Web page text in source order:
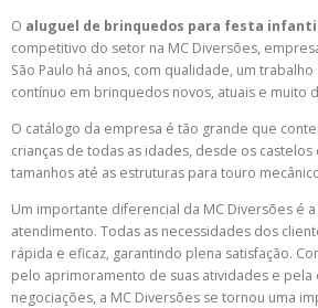
O aluguel de brinquedos para festa
competitivo do setor na MC Diversões,
São Paulo há anos, com qualidade, um
contínuo em brinquedos novos, atuais e muito
O catálogo da empresa é tão grande que
crianças de todas as idades, desde os
tamanhos até as estruturas para touro
Um importante diferencial da MC Diversões é
atendimento. Todas as necessidades dos
rápida e eficaz, garantindo plena satisfação.
pelo aprimoramento de suas atividades e pela
negociações, a MC Diversões se tornou uma